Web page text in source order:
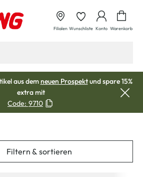
Filialen Wunschliste Konto Warenkorb
aus demneuen Prospektund spare 15%
extra mit
Code: 9710
Filtern & sortieren